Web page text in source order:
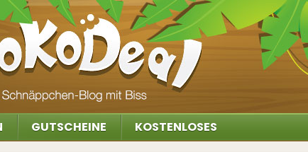
GUTSCHEINE KOSTENLOSES